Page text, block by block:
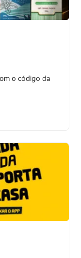
o código da